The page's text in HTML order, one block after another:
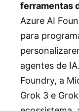
ferramentas
Azure AI
para
agentes de
Foundry, a
Grok 3 e